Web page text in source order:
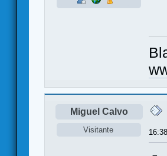
Miguel Calvo
Visitante